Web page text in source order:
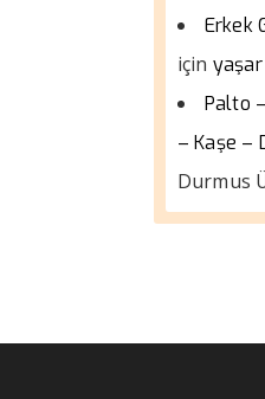
Erkek
için yaşar
Palto
– Kaşe –
Durmus